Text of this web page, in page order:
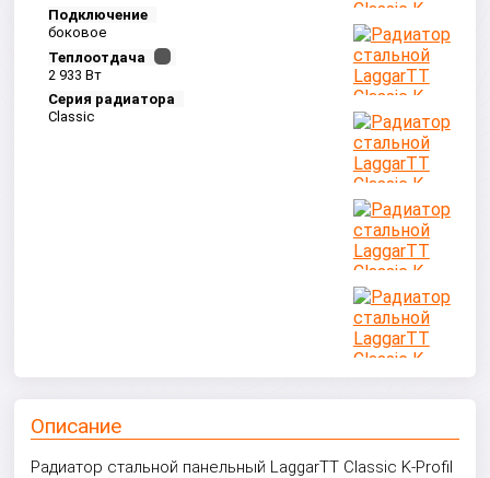
Подключение
боковое
Теплоотдача
2 933 Вт
Серия радиатора
Classic
Описание
Радиатор стальной панельный LaggarTT Classic K-Profil